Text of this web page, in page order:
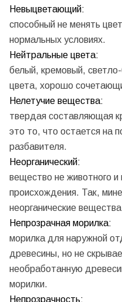
Невыцветающий:
способный не менять
нормальных условиях.
Нейтральные цвета:
белый, кремовый,
цвета, хорошо
Нелетучие вещества:
твердая составляющая
это то, что остается на
разбавителя.
Неорганический:
вещество не животного и
происхождения. Так,
неорганические
Непрозрачная морилка:
морилка для наружной
древесины, но не
необработанную
морилки.
Непрозрачность: